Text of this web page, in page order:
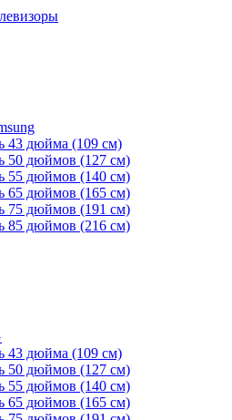
43 дюйма (109 см)
50 дюймов (127 см)
55 дюймов (140 cм)
65 дюймов (165 cм)
75 дюймов (191 см)
85 дюймов (216 см)
43 дюйма (109 см)
50 дюймов (127 см)
55 дюймов (140 cм)
65 дюймов (165 cм)